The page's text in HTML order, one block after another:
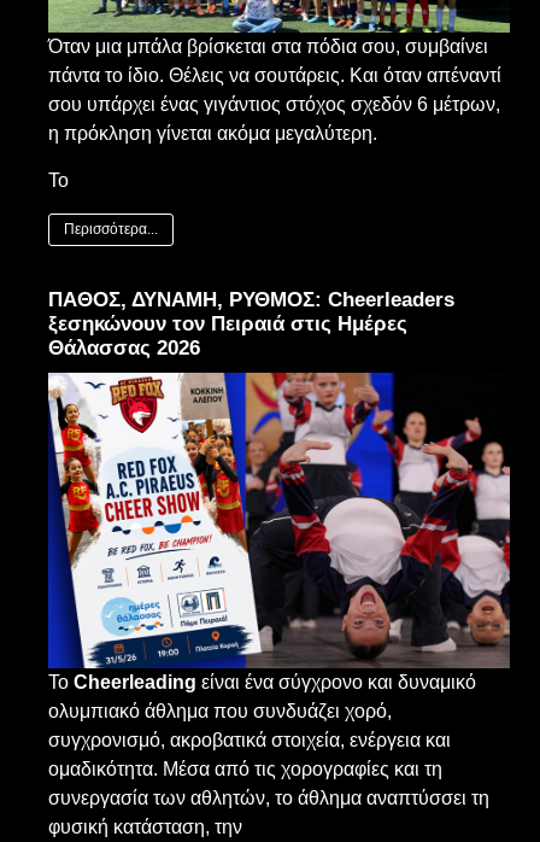
Όταν μια μπάλα βρίσκεται στα πόδια σου, συμβαίνει
πάντα το ίδιο. Θέλεις να σουτάρεις. Και όταν απέναντί
σου υπάρχει ένας γιγάντιος στόχος σχεδόν 6 μέτρων,
η πρόκληση γίνεται ακόμα μεγαλύτερη.
Το
Περισσότερα...
ΠΑΘΟΣ, ΔΥΝΑΜΗ, ΡΥΘΜΟΣ: Cheerleaders
ξεσηκώνουν τον Πειραιά στις Ημέρες
Θάλασσας 2026
Το Cheerleading είναι ένα σύγχρονο και δυναμικό
ολυμπιακό άθλημα που συνδυάζει χορό,
συγχρονισμό, ακροβατικά στοιχεία, ενέργεια και
ομαδικότητα. Μέσα από τις χορογραφίες και τη
συνεργασία των αθλητών, το άθλημα αναπτύσσει τη
φυσική κατάσταση, την